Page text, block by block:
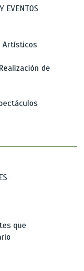
EVENTOS
Artísticos
de
que